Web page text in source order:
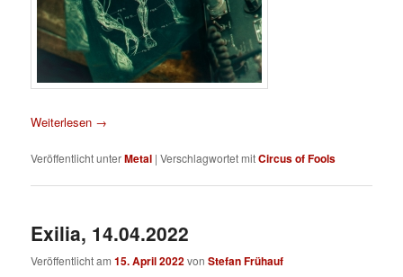
Weiterlesen →
Veröffentlicht unterMetal |Verschlagwortet mitCircus of Fools
Exilia, 14.04.2022
Veröffentlicht am15. April 2022vonStefan Frühauf